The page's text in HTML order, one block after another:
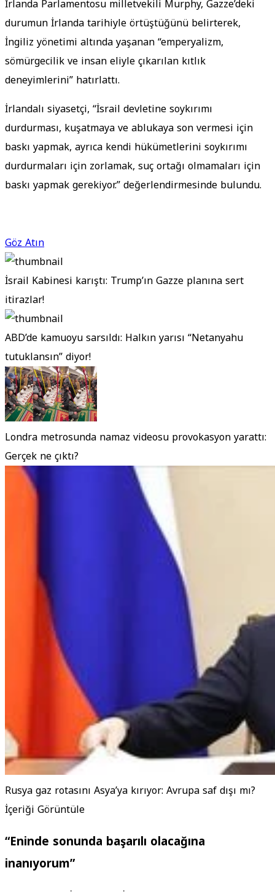
İrlanda Parlamentosu milletvekili Murphy, Gazze’deki
durumun İrlanda tarihiyle örtüştüğünü belirterek,
İngiliz yönetimi altında yaşanan “emperyalizm,
sömürgecilik ve insan eliyle çıkarılan kıtlık
deneyimlerini” hatırlattı.
İrlandalı siyasetçi, “İsrail devletine soykırımı
durdurması, kuşatmaya ve ablukaya son vermesi için
baskı yapmak, ayrıca kendi hükümetlerini soykırımı
durdurmaları için zorlamak, suç ortağı olmamaları için
baskı yapmak gerekiyor.” değerlendirmesinde bulundu.
Göz Atın
İsrail Kabinesi karıştı: Trump’ın Gazze planına sert
itirazlar!
ABD’de kamuoyu sarsıldı: Halkın yarısı “Netanyahu
tutuklansın” diyor!
Londra metrosunda namaz videosu provokasyon yarattı:
Gerçek ne çıktı?
Rusya gaz rotasını Asya’ya kırıyor: Avrupa saf dışı mı?
İçeriği Görüntüle
“Eninde sonunda başarılı olacağına
inanıyorum”